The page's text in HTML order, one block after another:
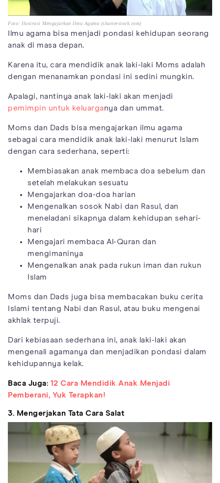
Foto: Ilustrasi Mengajarkan Ilmu Agama (shutterstock.com)
Ilmu agama bisa menjadi pondasi kehidupan seorang
anak di masa depan.
Karena itu, cara mendidik anak laki-laki Moms adalah
dengan menanamkan pondasi ini sedini mungkin.
Apalagi, nantinya anak laki-laki akan menjadi
pemimpin untuk keluarganya dan ummat.
Moms dan Dads bisa mengajarkan ilmu agama
sebagai cara mendidik anak laki-laki menurut Islam
dengan cara sederhana, seperti:
Membiasakan anak membaca doa sebelum dan
setelah melakukan sesuatu
Mengajarkan doa-doa harian
Mengenalkan sosok Nabi dan Rasul, dan
meneladani sikapnya dalam kehidupan sehari-
hari
Mengajari membaca Al-Quran dan
mengimaninya
Mengenalkan anak pada rukun iman dan rukun
Islam
Moms dan Dads juga bisa membacakan buku cerita
Islami tentang Nabi dan Rasul, atau buku mengenai
akhlak terpuji.
Dari kebiasaan sederhana ini, anak laki-laki akan
mengenali agamanya dan menjadikan pondasi dalam
kehidupannya kelak.
Baca Juga: 12 Cara Mendidik Anak Menjadi
Pemberani, Yuk Terapkan!
3. Mengerjakan Tata Cara Salat